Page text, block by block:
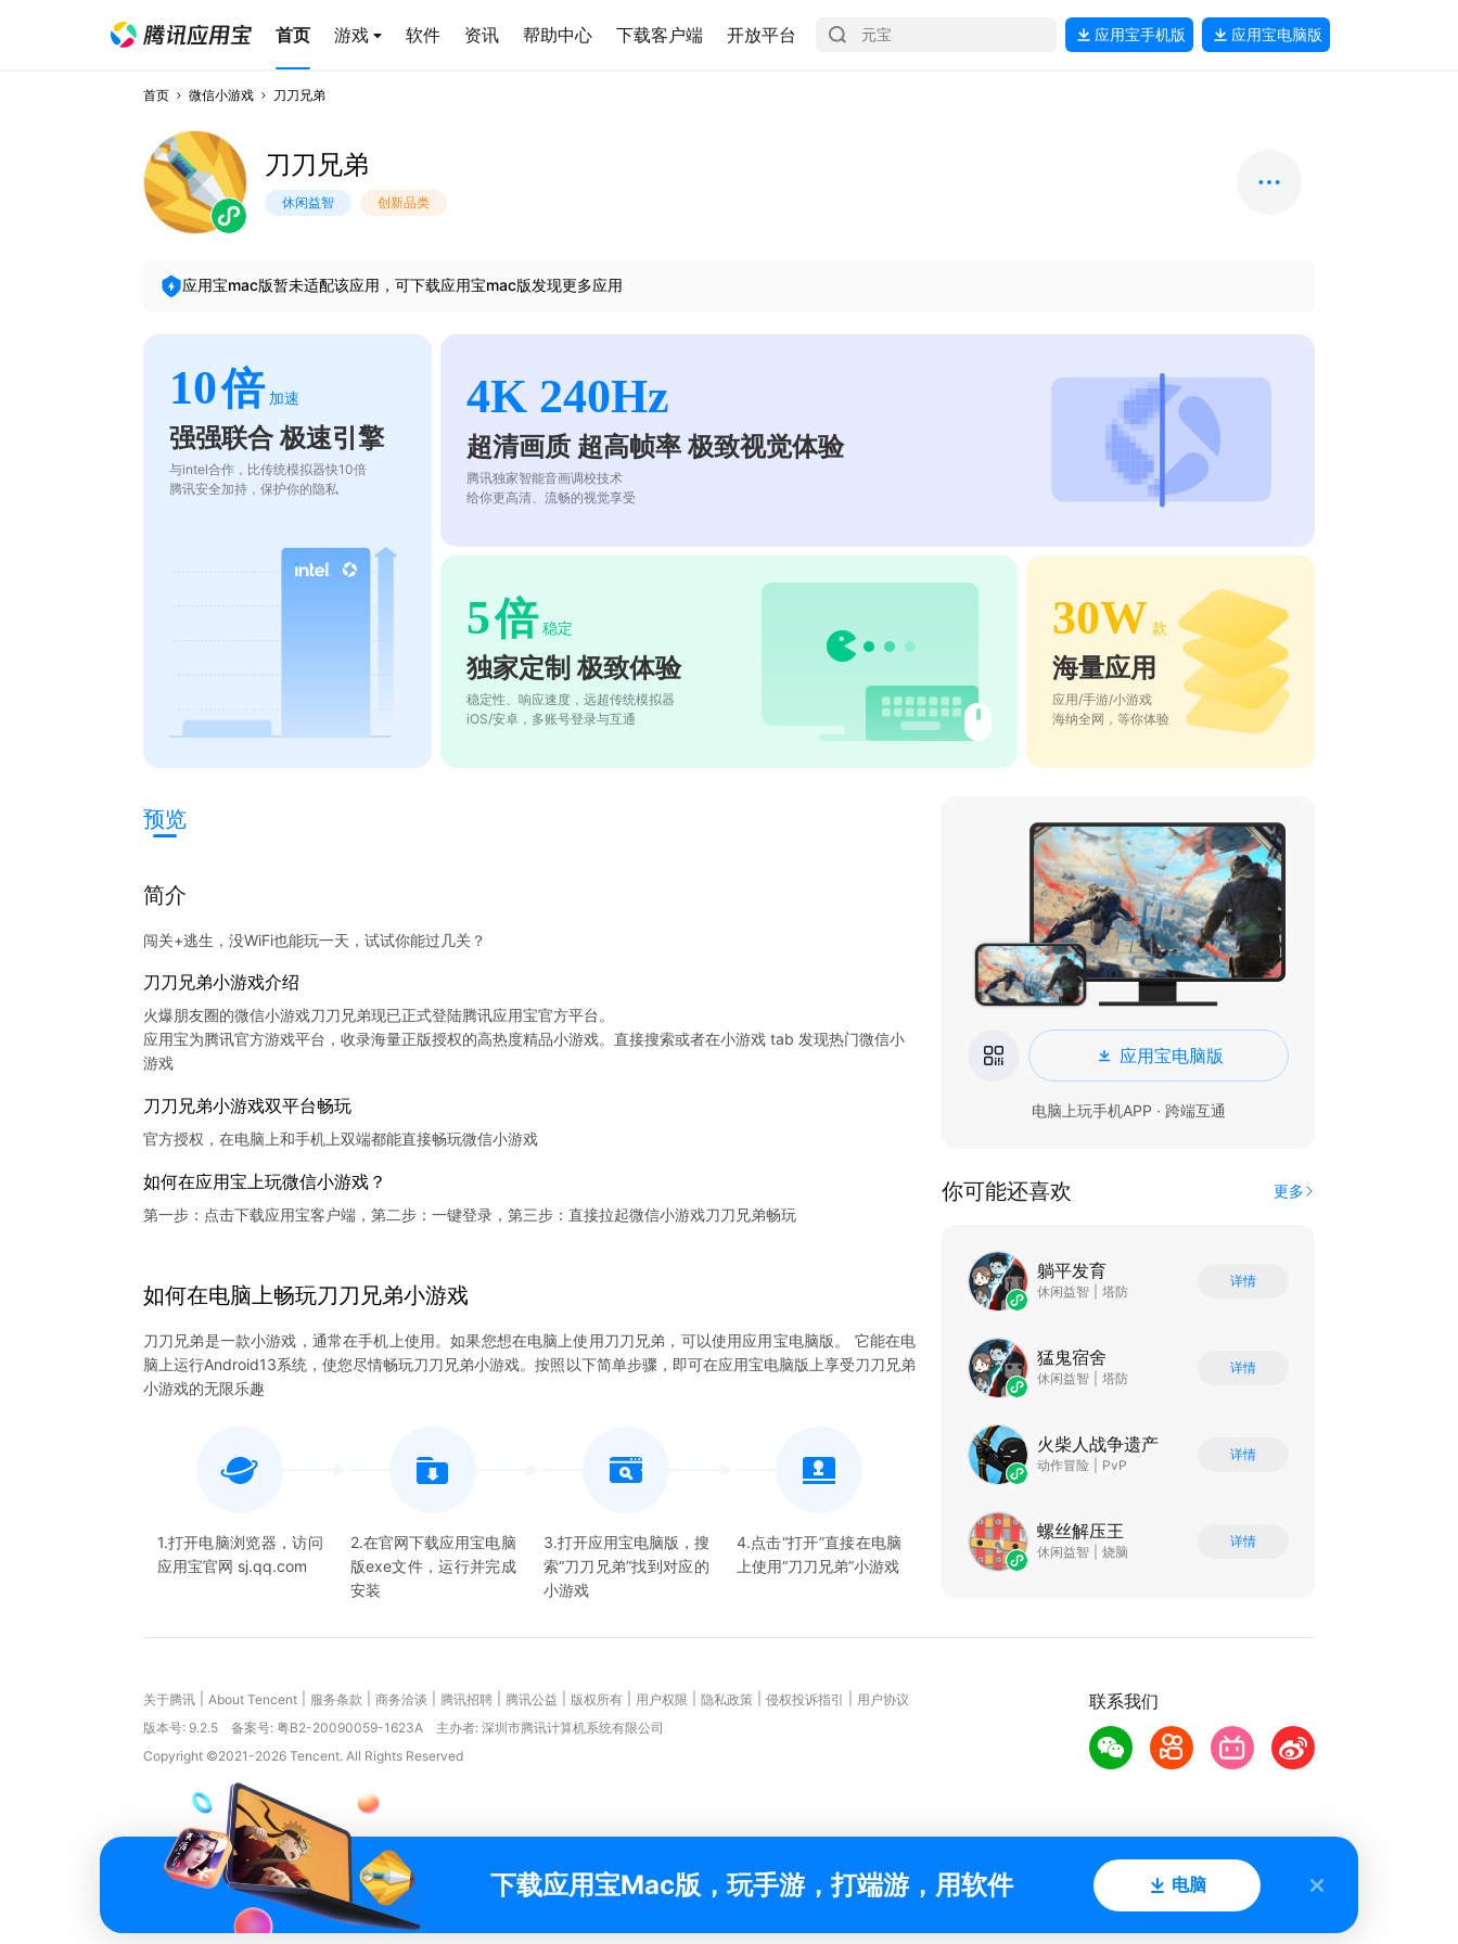
首页 游戏 软件 资讯 帮助中心 下载客户端 开放平台 应用宝手机版 应用宝电脑版
首页 微信小游戏 刀刀兄弟
刀刀兄弟
休闲益智 创新品类
应用宝mac版暂未适配该应用，可下载应用宝mac版发现更多应用
10倍 加速
强强联合 极速引擎
与intel合作，比传统模拟器快10倍
腾讯安全加持，保护你的隐私
4K 240Hz
超清画质 超高帧率 极致视觉体验
腾讯独家智能音画调校技术
给你更高清、流畅的视觉享受
5倍 稳定
独家定制 极致体验
稳定性、响应速度，远超传统模拟器
iOS/安卓，多账号登录与互通
30W 款
海量应用
应用/手游/小游戏
海纳全网，等你体验
预览
简介
闯关+逃生，没WiFi也能玩一天，试试你能过几关？
刀刀兄弟小游戏介绍
火爆朋友圈的微信小游戏刀刀兄弟现已正式登陆腾讯应用宝官方平台。
应用宝为腾讯官方游戏平台，收录海量正版授权的高热度精品小游戏。直接搜索或者在小游戏 tab 发现热门微信小
刀刀兄弟小游戏双平台畅玩
官方授权，在电脑上和手机上双端都能直接畅玩微信小游戏
如何在应用宝上玩微信小游戏？
第一步：点击下载应用宝客户端，第二步：一键登录，第三步：直接拉起微信小游戏刀刀兄弟畅玩
如何在电脑上畅玩刀刀兄弟小游戏
刀刀兄弟是一款小游戏，通常在手机上使用。如果您想在电脑上使用刀刀兄弟，可以使用应用宝电脑版。 它能在电
脑上运行Android13系统，使您尽情畅玩刀刀兄弟小游戏。按照以下简单步骤，即可在应用宝电脑版上享受刀刀兄弟
小游戏的无限乐趣
1.打开电脑浏览器，访问
应用宝官网 sj.qq.com
2.在官网下载应用宝电脑
版exe文件，运行并完成
安装
3.打开应用宝电脑版，搜
索“刀刀兄弟”找到对应的
小游戏
4.点击“打开”直接在电脑
上使用“刀刀兄弟”小游戏
应用宝电脑版
电脑上玩手机APP · 跨端互通
你可能还喜欢 更多
躺平发育
休闲益智 塔防
详情
猛鬼宿舍
休闲益智 塔防
详情
火柴人战争遗产
动作冒险 PvP
详情
螺丝解压王
休闲益智 烧脑
详情
联系我们
关于腾讯 About Tencent 服务条款 商务洽谈 腾讯招聘 腾讯公益 版权所有 用户权限 隐私政策 侵权投诉指引
用户协议
版本号: 9.2.5 备案号: 粤B2-20090059-1623A
主办者: 深圳市腾讯计算机系统有限公司
Copyright ©2021-2026 Tencent. All Rights Reserved
下载应用宝Mac版，玩手游，打端游，用软件 电脑